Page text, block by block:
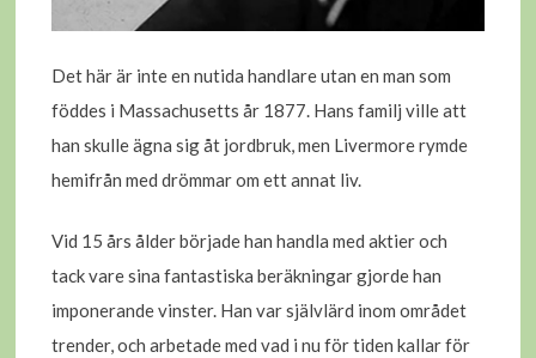
Det här är inte en nutida handlare utan en man som
föddes i Massachusetts år 1877. Hans familj ville att
han skulle ägna sig åt jordbruk, men Livermore rymde
hemifrån med drömmar om ett annat liv.
Vid 15 års ålder började han handla med aktier och
tack vare sina fantastiska beräkningar gjorde han
imponerande vinster. Han var självlärd inom området
trender, och arbetade med vad i nu för tiden kallar för